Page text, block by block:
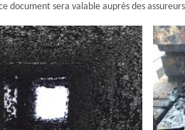
document sera valable auprès des